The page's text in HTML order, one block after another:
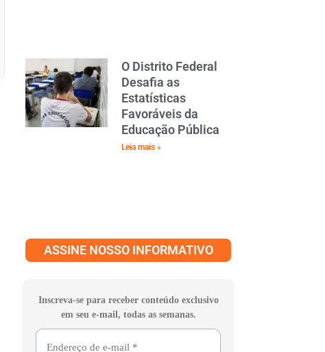
O Distrito Federal
Desafia as
Estatísticas
Favoráveis da
Educação Pública
Leia mais »
ASSINE NOSSO INFORMATIVO
Inscreva-se para receber conteúdo exclusivo
em seu e-mail, todas as semanas.